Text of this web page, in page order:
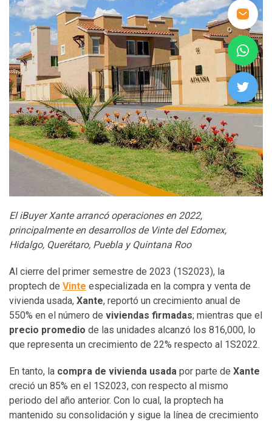
El iBuyer Xante arrancó operaciones en 2022,
principalmente en desarrollos de Vinte del Edomex,
Hidalgo, Querétaro, Puebla y Quintana Roo
Al cierre del primer semestre de 2023 (1S2023), la
proptech de Vinte especializada en la compra y venta de
vivienda usada, Xante, reportó un crecimiento anual de
550% en el número de viviendas firmadas; mientras que el
precio promedio de las unidades alcanzó los 816,000, lo
que representa un crecimiento de 22% respecto al 1S2022.
En tanto, la compra de vivienda usada por parte de Xante
creció un 85% en el 1S2023, con respecto al mismo
periodo del año anterior. Con lo cual, la proptech ha
mantenido su consolidación y sigue la línea de crecimiento